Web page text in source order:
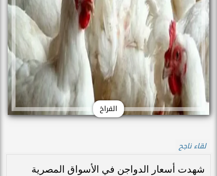
الفراخ
لقاء ناجح
شهدت أسعار الدواجن في الأسواق المصرية